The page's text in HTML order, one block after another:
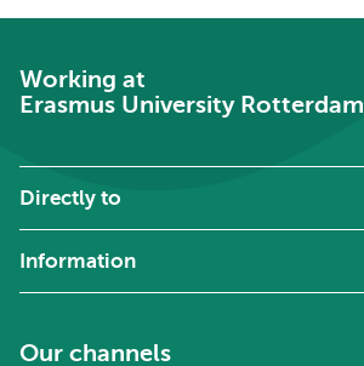
Working at
Erasmus University Rotterdam
Directly to
Information
Our channels